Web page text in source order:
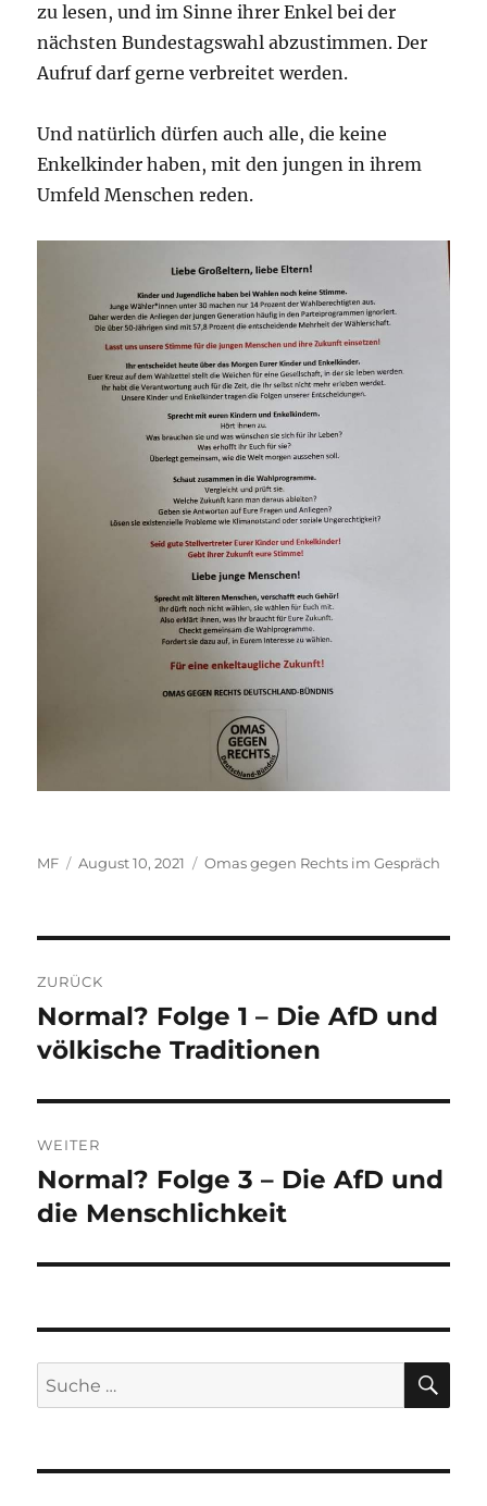
zu lesen, und im Sinne ihrer Enkel bei der
nächsten Bundestagswahl abzustimmen. Der
Aufruf darf gerne verbreitet werden.
Und natürlich dürfen auch alle, die keine
Enkelkinder haben, mit den jungen in ihrem
Umfeld Menschen reden.
Autor
MF
Veröffentlicht
August 10, 2021 Kategorien
Omas gegen Rechts im Gespräch
ZURÜCK
Vorheriger
Beitrag:
Normal? Folge 1 – Die AfD und
völkische Traditionen
WEITER
Nächster
Beitrag:
Normal? Folge 3 – Die AfD und
die Menschlichkeit
Suche
nach: